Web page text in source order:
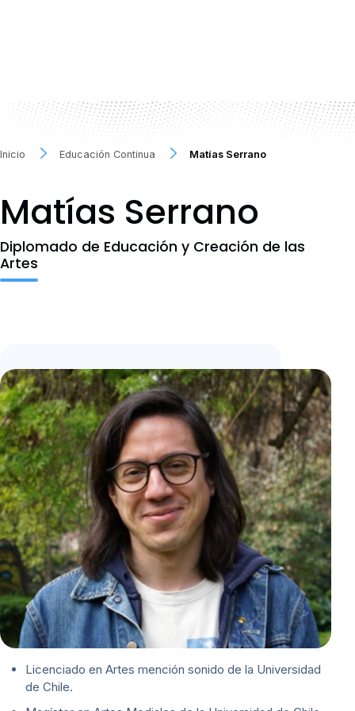
Inicio Educación Continua Matías Serrano
Matías Serrano
Diplomado de Educación y Creación de las
Artes
Licenciado en Artes mención sonido de la Universidad
de Chile.